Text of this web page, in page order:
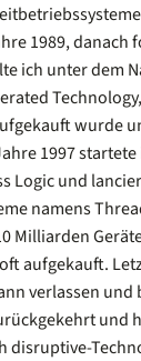
1989, danach
ich unter dem
wurde
1997 startete
Logic und
namens
Milliarden
aufgekauft.
verlassen und
und
disruptive-